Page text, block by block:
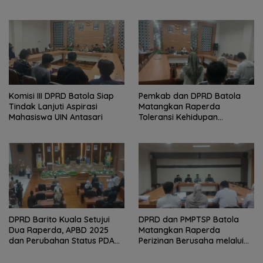
Komisi III DPRD Batola Siap
Tindak Lanjuti Aspirasi
Mahasiswa UIN Antasari
Pemkab dan DPRD Batola
Matangkan Raperda
Toleransi Kehidupan
DPRD Barito Kuala Setujui
Dua Raperda, APBD 2025
dan Perubahan Status PDAM
DPRD dan PMPTSP Batola
Matangkan Raperda
Perizinan Berusaha melalui